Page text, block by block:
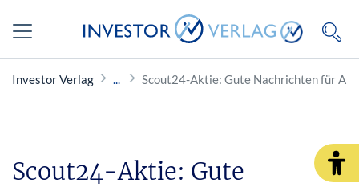
Investor Verlag Scout24-Aktie: Gute Nachrichten für
Scout24-Aktie: Gute